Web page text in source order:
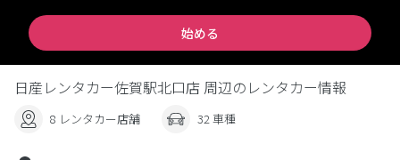
始める
日産レンタカー佐賀駅北口店 周辺のレンタカー情報
8 レンタカー店舗 32 車種